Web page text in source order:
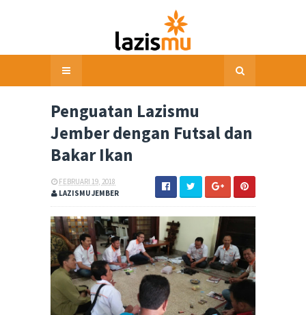
Penguatan Lazismu
Jember dengan Futsal dan
Bakar Ikan
FEBRUARI 19, 2018
LAZISMU JEMBER